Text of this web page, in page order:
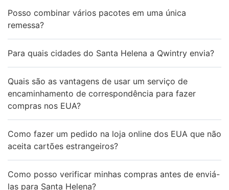
Posso combinar vários pacotes em uma única
remessa?
Para quais cidades do Santa Helena a Qwintry envia?
Quais são as vantagens de usar um serviço de
encaminhamento de correspondência para fazer
compras nos EUA?
Como fazer um pedido na loja online dos EUA que não
aceita cartões estrangeiros?
Como posso verificar minhas compras antes de enviá-
las para Santa Helena?